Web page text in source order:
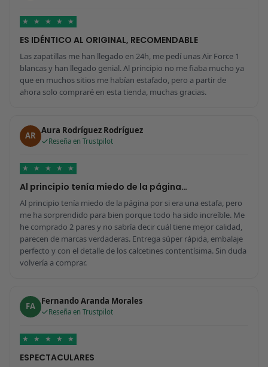
★ ★ ★ ★ ★
ES IDÉNTICO AL ORIGINAL, RECOMENDABLE
Las zapatillas me han llegado en 24h, me pedí unas Air Force 1
blancas y han llegado genial. Al principio no me fiaba mucho ya
que en muchos sitios me habían estafado, pero a partir de
ahora solo compraré en esta tienda, muchas gracias.
AR Aura Rodríguez Rodríguez
Reseña en Trustpilot
★ ★ ★ ★ ★
Al principio tenía miedo de la página…
Al principio tenía miedo de la página por si era una estafa, pero
me ha sorprendido para bien porque todo ha sido increíble. Me
he comprado 2 pares y no sabría decir cuál tiene mejor calidad,
parecen de marcas verdaderas. Entrega súper rápida, embalaje
perfecto y con el detalle de los calcetines contentísima. Sin duda
volvería a comprar.
FA Fernando Aranda Morales
Reseña en Trustpilot
★ ★ ★ ★ ★
ESPECTACULARES